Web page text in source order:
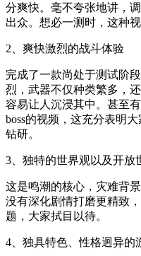
分爽快。毫不夸张地讲，
出众。想必一测时，这种
2、爽快激烈的战斗体验
完成了一款尚处于测试阶
烈，武器不仅种类繁多，
容易让人沉浸其中。甚至
boss的视频，这充分表明
钻研。
3、独特的世界观以及开放
这是鸣潮的核心，灾难背
没有深化剧情打磨更精致
题，大家拭目以待。
4、独具特色、性格迥异的